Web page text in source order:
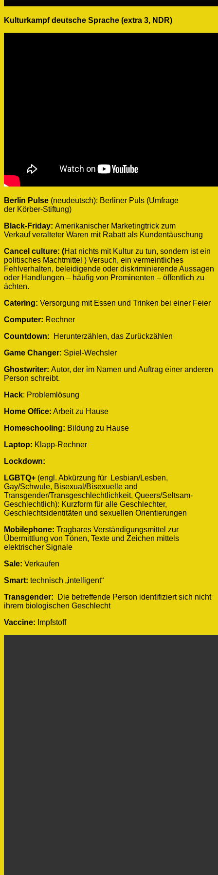
Kulturkampf deutsche Sprache (extra 3, NDR)
Berlin Pulse (neudeutsch): Berliner Puls (Umfrage
der Körber-Stiftung)
Black-Friday: Amerikanischer Marketingtrick zum
Verkauf veralteter Waren mit Rabatt als Kundentäuschung
Cancel culture: (Hat nichts mit Kultur zu tun, sondern ist ein
politisches Machtmittel ) Versuch, ein vermeintliches
Fehlverhalten, beleidigende oder diskriminierende Aussagen
oder Handlungen – häufig von Prominenten – öffentlich zu
ächten.
Catering: Versorgung mit Essen und Trinken bei einer Feier
Computer: Rechner
Countdown: Herunterzählen, das Zurückzählen
Game Changer: Spiel-Wechsler
Ghostwriter: Autor, der im Namen und Auftrag einer anderen
Person schreibt.
Hack: Problemlösung
Home Office: Arbeit zu Hause
Homeschooling: Bildung zu Hause
Laptop: Klapp-Rechner
Lockdown:
LGBTQ+ (engl. Abkürzung für Lesbian/Lesben,
Gay/Schwule, Bisexual/Bisexuelle and
Transgender/Transgeschlechtlichkeit, Queers/Seltsam-
Geschlechtlich): Kurzform für alle Geschlechter,
Geschlechtsidentitäten und sexuellen Orientierungen
Mobilephone: Tragbares Verständigungsmittel zur
Übermittlung von Tönen, Texte und Zeichen mittels
elektrischer Signale
Sale: Verkaufen
Smart: technisch „intelligent“
Transgender: Die betreffende Person identifiziert sich nicht
ihrem biologischen Geschlecht
Vaccine: Impfstoff